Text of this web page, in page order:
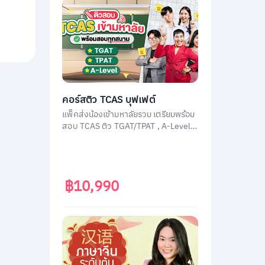
คอร์สติว TCAS บุฟเฟต์
แพ็คส่งน้องเข้ามหาลัยรวม เตรียมพร้อม
สอบ TCAS ติว TGAT/TPAT , A-Level
฿10,990